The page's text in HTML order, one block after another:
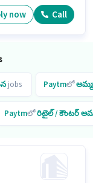
ఉద్యోగానికి అప్లై
ఉద్యోగ స్థాయి
now Call
jobs Paytmలో
Paytmలోరిటైల్ / కౌంటర్